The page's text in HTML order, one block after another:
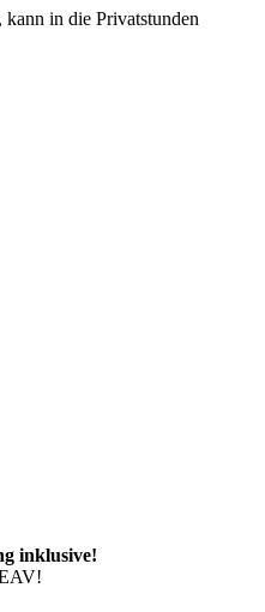
in die Privatstunden
inklusive!